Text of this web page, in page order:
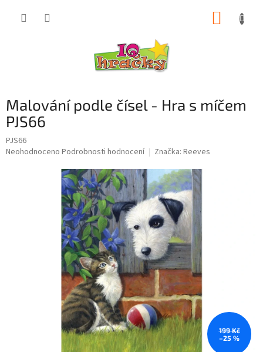
Malování podle čísel - Hra s míčem
PJS66
PJS66
Průměrné
Neohodnoceno Podrobnosti hodnocení Značka: Reeves
199 Kč
–25 %